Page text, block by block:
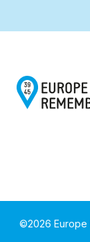
©2026 Europe